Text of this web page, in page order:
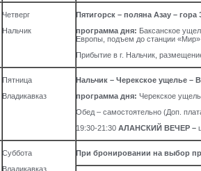
Четверг
Нальчик
Пятигорск – поляна Азау –
программа дня: Баксанское
Европы, подъем до станции
Прибытие в г. Нальчик,
Пятница
Владикавказ
Нальчик – Черекское ущелье –
программа дня:Черекское
Обед – самостоятельно (Доп.
19:30-21:30АЛАНСКИЙ ВЕЧЕР –
Суббота
Владикавказ
При бронировании на выбор